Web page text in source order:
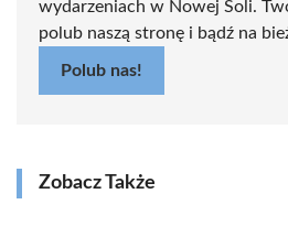
wydarzeniach w Nowej Soli.
polub naszą stronę i bądź na
Polub nas!
Zobacz Także